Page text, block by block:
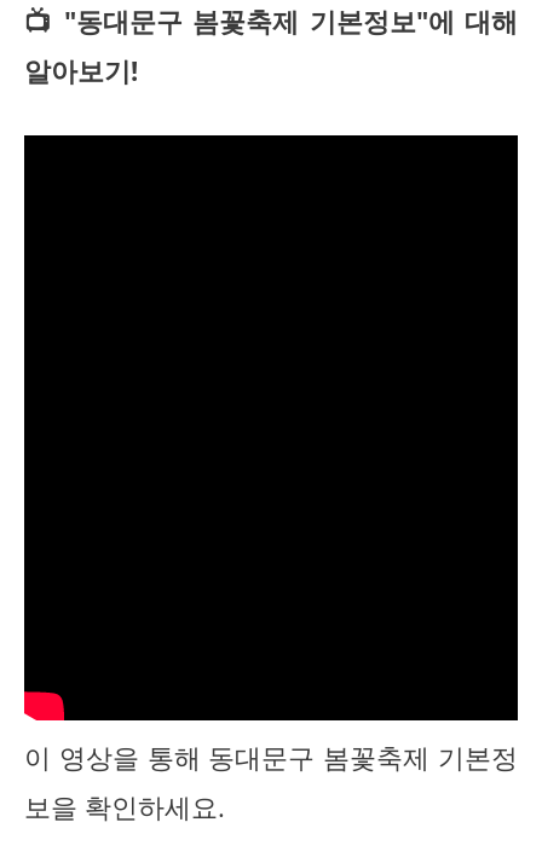
📺 "동대문구 봄꽃축제 기본정보"에 대해
알아보기!
이 영상을 통해 동대문구 봄꽃축제 기본정
보을 확인하세요.